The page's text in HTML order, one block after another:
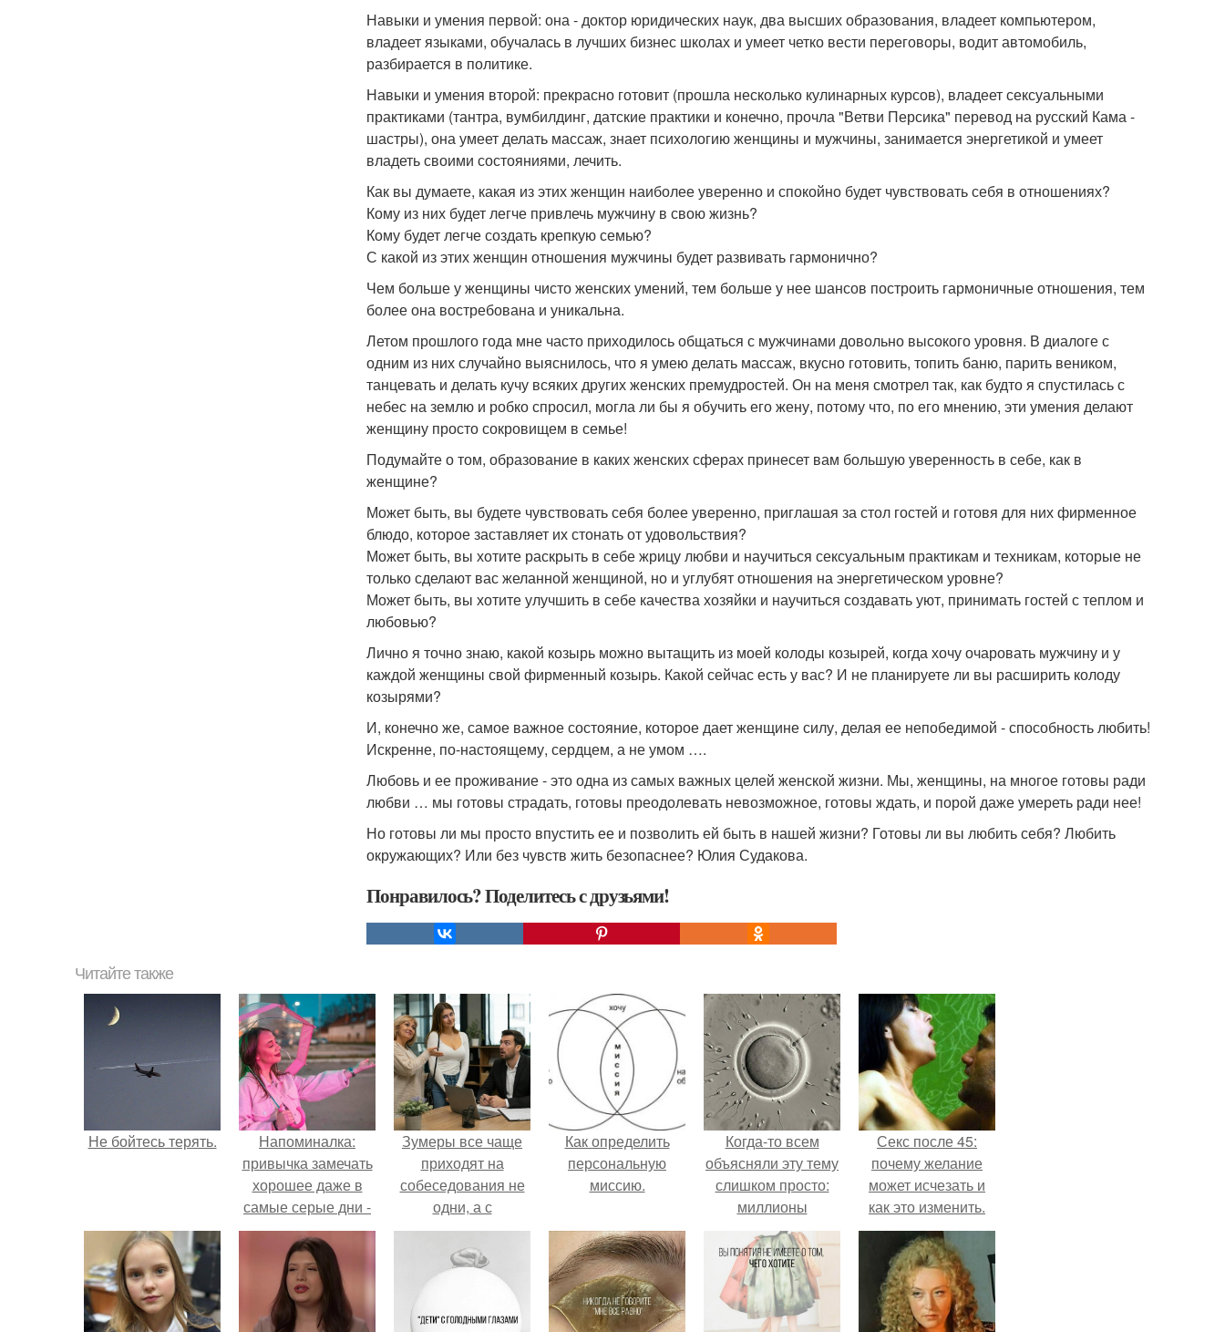
Навыки и умения первой: она - доктор юридических наук, два высших образования, владеет компьютером,
владеет языками, обучалась в лучших бизнес школах и умеет четко вести переговоры, водит автомобиль,
разбирается в политике.
Навыки и умения второй: прекрасно готовит (прошла несколько кулинарных курсов), владеет сексуальными
практиками (тантра, вумбилдинг, датские практики и конечно, прочла "Ветви Персика" перевод на русский Кама -
шастры), она умеет делать массаж, знает психологию женщины и мужчины, занимается энергетикой и умеет
владеть своими состояниями, лечить.
Как вы думаете, какая из этих женщин наиболее уверенно и спокойно будет чувствовать себя в отношениях?
Кому из них будет легче привлечь мужчину в свою жизнь?
Кому будет легче создать крепкую семью?
С какой из этих женщин отношения мужчины будет развивать гармонично?
Чем больше у женщины чисто женских умений, тем больше у нее шансов построить гармоничные отношения, тем
более она востребована и уникальна.
Летом прошлого года мне часто приходилось общаться с мужчинами довольно высокого уровня. В диалоге с
одним из них случайно выяснилось, что я умею делать массаж, вкусно готовить, топить баню, парить веником,
танцевать и делать кучу всяких других женских премудростей. Он на меня смотрел так, как будто я спустилась с
небес на землю и робко спросил, могла ли бы я обучить его жену, потому что, по его мнению, эти умения делают
женщину просто сокровищем в семье!
Подумайте о том, образование в каких женских сферах принесет вам большую уверенность в себе, как в
женщине?
Может быть, вы будете чувствовать себя более уверенно, приглашая за стол гостей и готовя для них фирменное
блюдо, которое заставляет их стонать от удовольствия?
Может быть, вы хотите раскрыть в себе жрицу любви и научиться сексуальным практикам и техникам, которые не
только сделают вас желанной женщиной, но и углубят отношения на энергетическом уровне?
Может быть, вы хотите улучшить в себе качества хозяйки и научиться создавать уют, принимать гостей с теплом и
любовью?
Лично я точно знаю, какой козырь можно вытащить из моей колоды козырей, когда хочу очаровать мужчину и у
каждой женщины свой фирменный козырь. Какой сейчас есть у вас? И не планируете ли вы расширить колоду
козырями?
И, конечно же, самое важное состояние, которое дает женщине силу, делая ее непобедимой - способность любить!
Искренне, по-настоящему, сердцем, а не умом ….
Любовь и ее проживание - это одна из самых важных целей женской жизни. Мы, женщины, на многое готовы ради
любви … мы готовы страдать, готовы преодолевать невозможное, готовы ждать, и порой даже умереть ради нее!
Но готовы ли мы просто впустить ее и позволить ей быть в нашей жизни? Готовы ли вы любить себя? Любить
окружающих? Или без чувств жить безопаснее? Юлия Судакова.
Понравилось? Поделитесь с друзьями!
Читайте также
Не бойтесь терять.
Напоминалка:
привычка замечать
хорошее даже в
самые серые дни -
это не очередная
сказка из книг по
саморазвитию.
Зумеры все чаще
приходят на
собеседования не
одни, а с
родителями,
жалуются эйчары.
Как определить
персональную
миссию.
Когда-то всем
объясняли эту тему
слишком просто:
миллионы
сперматозоидов
бегут к цели, а
побеждает самый
быстрый.
Секс после 45:
почему желание
может исчезать и
как это изменить.